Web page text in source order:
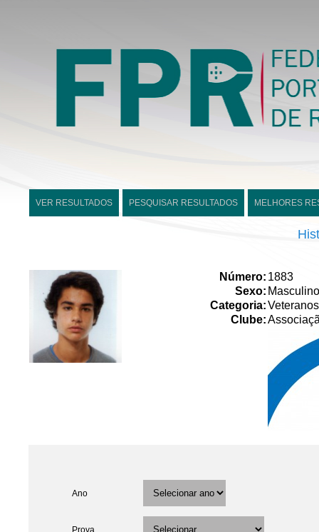
VER RESULTADOS PESQUISAR RESULTADOS MELHORES
Número: 1883
Sexo: Masculino
Categoria:Veteranos
Clube:
Ano
Prova